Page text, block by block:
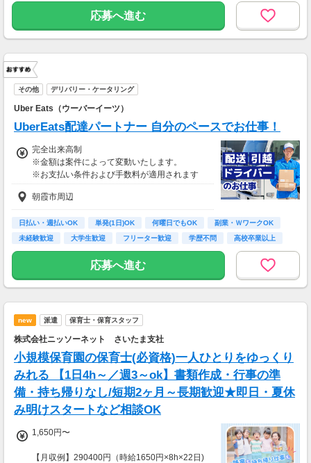
応募へ進む
その他 デリバリー・ケータリング
Uber Eats（ウーバーイーツ）
UberEats配達パートナー 自分のペースでお仕事！
完全出来高制
※金額は案件によって変動いたします。
※お支払い条件および手数料が適用されます
朝霞市周辺
日払い・週払いOK 単発(1日)OK 何曜日でもOK
副業・ＷワークOK
未経験歓迎
大学生歓迎 フリーター歓迎 学歴不問 高校卒業以上
応募へ進む
new 派遣 保育士・保育スタッフ
株式会社ニッソーネット さいたま支社
小規模保育園の保育士(必資格)一人ひとりをゆっくり
みれる 【1日4h～／週3～ok】書類作成・行事の準
備・持ち帰りなし/短期2ヶ月～長期歓迎★即日・夏休
み明けスタートなど相談OK
1,650円〜
【月収例】290400円（時給1650円×8h×22日)